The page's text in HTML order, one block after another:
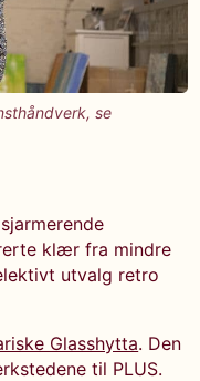
se
klær fra mindre
utvalg retro
Glasshytta. Den
til PLUS.